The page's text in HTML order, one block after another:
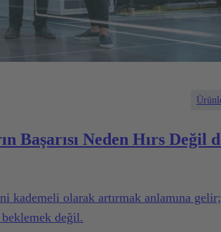
Neden Hırs Değil
olarak artırmak anlamına gelir;
değil.